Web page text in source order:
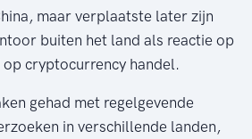
maar verplaatste later zijn
buiten het land als reactie op
cryptocurrency handel.
gehad met regelgevende
in verschillende landen,